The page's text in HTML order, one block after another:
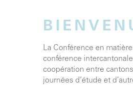
La Conférence en
conférence
coopération entre
journées d’étude et